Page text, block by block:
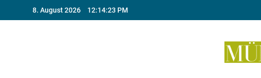
8. August 2026 12:14:24 PM